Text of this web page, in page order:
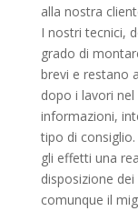
alla nostra
I nostri tecnici,
grado di
brevi e restano
dopo i lavori
informazioni,
tipo di
gli effetti una
disposizione
comunque il